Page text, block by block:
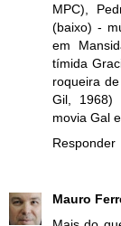
MPC),
(baixo) -
em
tímida
roqueira
Gil, 1968)
movia Gal
Responder
Mauro